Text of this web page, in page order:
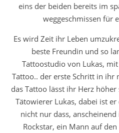
eins der beiden bereits im
weggeschmissen für
Es wird Zeit ihr Leben
beste Freundin und so
Tattoostudio von Lukas,
Tattoo.. der erste Schritt in ihr
das Tattoo lässt ihr Herz
Tätowierer Lukas, dabei ist
nicht nur dass,
Rockstar, ein Mann auf